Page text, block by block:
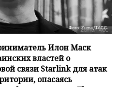
Фото: Zuma/ТАСС
Илон Маск
властей о
связи Starlink для атак
опасаясь